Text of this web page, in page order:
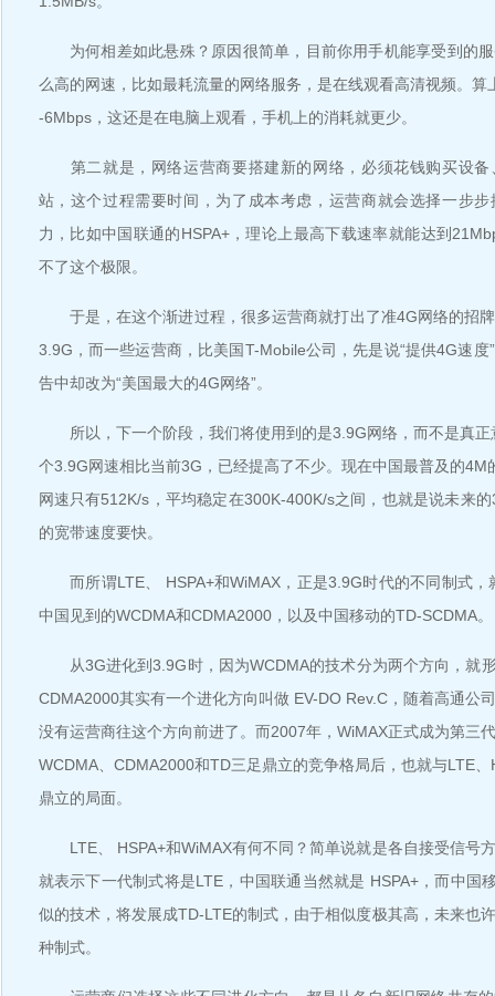
为何相差如此悬殊？原因很简单，目前你用手机能享受到的服
么高的网速，比如最耗流量的网络服务，是在线观看高清视频。算
-6Mbps，这还是在电脑上观看，手机上的消耗就更少。
第二就是，网络运营商要搭建新的网络，必须花钱购买设备
站，这个过程需要时间，为了成本考虑，运营商就会选择一步
力，比如中国联通的HSPA+，理论上最高下载速率就能达到
不了这个极限。
于是，在这个渐进过程，很多运营商就打出了准4G网络的招
3.9G，而一些运营商，比美国T-Mobile公司，先是说“提供4G速度
告中却改为“美国最大的4G网络”。
所以，下一个阶段，我们将使用到的是3.9G网络，而不是真正
个3.9G网速相比当前3G，已经提高了不少。现在中国最普及的4M
网速只有512K/s，平均稳定在300K-400K/s之间，也就是说未来
的宽带速度要快。
而所谓LTE、 HSPA+和WiMAX，正是3.9G时代的不同制式，
中国见到的WCDMA和CDMA2000，以及中国移动的TD-SCDMA。
从3G进化到3.9G时，因为WCDMA的技术分为两个方向，就形
CDMA2000其实有一个进化方向叫做 EV-DO Rev.C，随着高通公
没有运营商往这个方向前进了。而2007年，WiMAX正式成为第三
WCDMA、CDMA2000和TD三足鼎立的竞争格局后，也就与LTE
鼎立的局面。
LTE、 HSPA+和WiMAX有何不同？简单说就是各自接受信号
就表示下一代制式将是LTE，中国联通当然就是 HSPA+，而中国
似的技术，将发展成TD-LTE的制式，由于相似度极其高，未来也
种制式。